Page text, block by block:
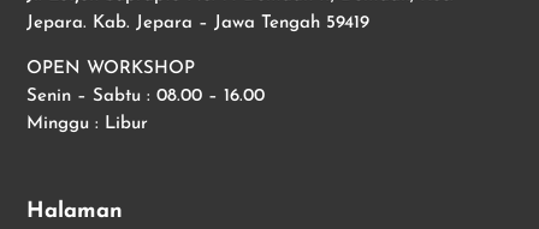
Jepara. Kab. Jepara – Jawa Tengah 59419
OPEN WORKSHOP
Senin – Sabtu : 08.00 – 16.00
Minggu : Libur
Halaman